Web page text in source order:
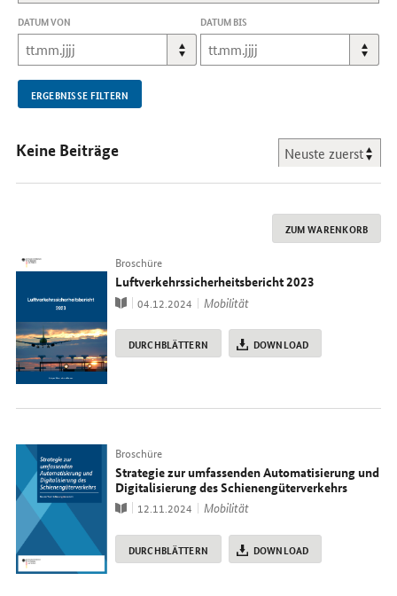
DATUM VON DATUM BIS
ERGEBNISSE FILTERN
Keine Beiträge
ZUM WARENKORB
Typ
Broschüre
Luftverkehrs­sicherheitsbericht 2023
Publikation
04.12.2024 Thema
Mobilität
DURCHBLÄTTERN DOWNLOAD
Typ
Broschüre
Strategie zur umfassenden Automatisierung und
Digitalisierung des Schienengüterverkehrs
Publikation
12.11.2024 Thema
Mobilität
DURCHBLÄTTERN DOWNLOAD